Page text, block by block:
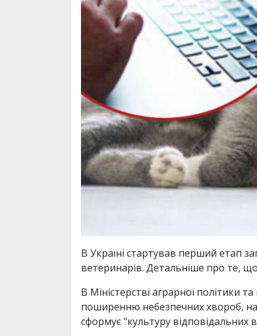
В Україні стартував перший етап
ветеринарів. Детальніше про те,
В Міністерстві аграрної політики
поширенню небезпечних хвороб,
сформує "культуру відповідальних